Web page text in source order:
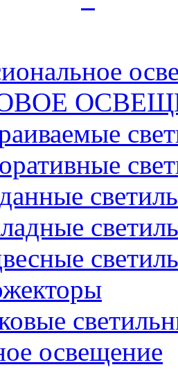
освещение